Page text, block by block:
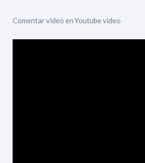
Comentar video en Youtube video